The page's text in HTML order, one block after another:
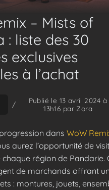
– Mists of
: liste des 30
exclusives
à l’achat
/
Publié le 13 avril 2024 à
13h16 par Zora
dans WoW
aurez l’opportunité de
chaque région de Pandarie.
de marchands offrant
: montures, jouets,